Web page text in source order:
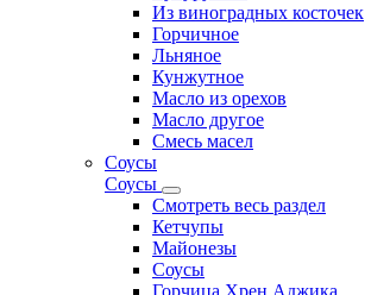
Из виноградных косточек
Горчичное
Льняное
Кунжутное
Масло из орехов
Масло другое
Смесь масел
Соусы
Соусы
Смотреть весь раздел
Кетчупы
Майонезы
Соусы
Горчица Хрен Аджика